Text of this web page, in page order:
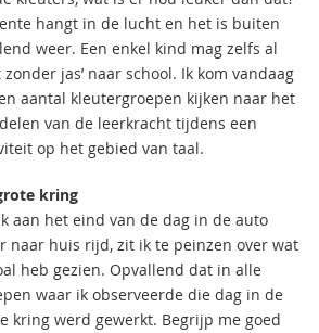
hangt in de lucht en het is buiten
weer. Een enkel kind mag zelfs al
zonder jas’ naar school. Ik kom vandaag
aantal kleutergroepen kijken naar het
van de leerkracht tijdens een
op het gebied van taal.
kring
aan het eind van de dag in de auto
naar huis rijd, zit ik te peinzen over wat
heb gezien. Opvallend dat in alle
waar ik observeerde die dag in de
kring werd gewerkt. Begrijp me goed